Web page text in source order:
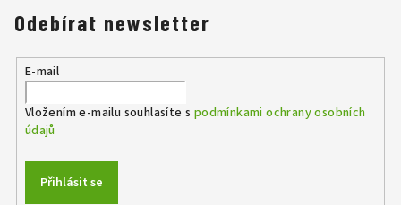
Odebírat newsletter
E-mail
Vložením e-mailu souhlasíte s podmínkami ochrany osobních
údajů
Přihlásit se